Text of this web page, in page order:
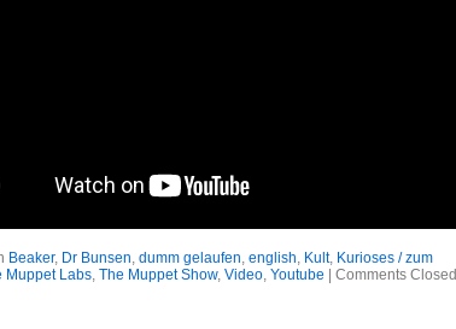
Beaker, Dr Bunsen, dumm gelaufen, english, Kult, Kurioses / zum
Muppet Labs, The Muppet Show, Video, Youtube Comments Closed